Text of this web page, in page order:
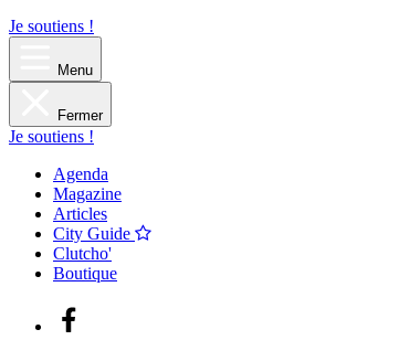
Je soutiens !
Menu
Fermer
Je soutiens !
Agenda
Magazine
Articles
City Guide
Clutcho'
Boutique